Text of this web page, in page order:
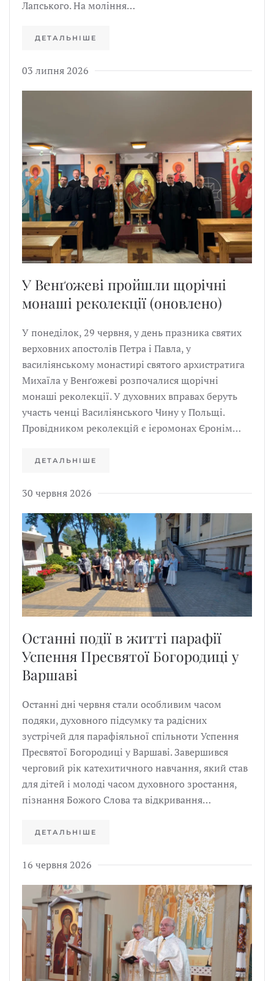
Лапського. На моління…
ДЕТАЛЬНІШЕ
03 липня 2026
У Венґожеві пройшли щорічні
монаші реколекції (оновлено)
У понеділок, 29 червня, у день празника святих
верховних апостолів Петра і Павла, у
василіянському монастирі святого архистратига
Михаїла у Венґожеві розпочалися щорічні
монаші реколекції. У духовних вправах беруть
участь ченці Василіянського Чину у Польщі.
Провідником реколекцій є ієромонах Єронім…
ДЕТАЛЬНІШЕ
30 червня 2026
Останні події в житті парафії
Успення Пресвятої Богородиці у
Варшаві
Останні дні червня стали особливим часом
подяки, духовного підсумку та радісних
зустрічей для парафіяльної спільноти Успення
Пресвятої Богородиці у Варшаві. Завершився
черговий рік катехитичного навчання, який став
для дітей і молоді часом духовного зростання,
пізнання Божого Слова та відкривання…
ДЕТАЛЬНІШЕ
16 червня 2026